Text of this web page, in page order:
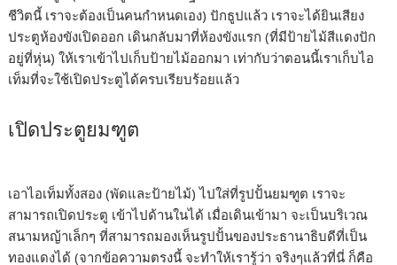
ชีวิตนี้ เราจะต้องเป็นคนกำหนดเอง) ปักธูปแล้ว เราจะได้ยินเสียง
ประตูห้องขังเปิดออก เดินกลับมาที่ห้องขังแรก (ที่มีป้ายไม้สีแดงปัก
อยู่ที่หุ่น) ให้เราเข้าไปเก็บป้ายไม้ออกมา เท่ากับว่าตอนนี้เราเก็บไอ
เท็มที่จะใช้เปิดประตูได้ครบเรียบร้อยแล้ว
เปิดประตูยมฑูต
เอาไอเท็มทั้งสอง (พัดและป้ายไม้) ไปใส่ที่รูปปั้นยมฑูต เราจะ
สามารถเปิดประตู เข้าไปด้านในได้ เมื่อเดินเข้ามา จะเป็นบริเวณ
สนามหญ้าเล็กๆ ที่สามารถมองเห็นรูปปั้นของประธานาธิบดีที่เป็น
ทองแดงได้ (จากข้อความตรงนี้ จะทำให้เรารู้ว่า จริงๆแล้วที่นี่ ก็คือ